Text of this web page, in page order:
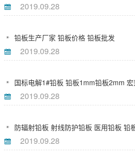
2019.09.28
铅板生产厂家 铅板价格 铅板批发
2019.09.28
国标电解1#铅板 铅板1mm铅板2mm
2019.09.28
防辐射铅板 射线防护铅板 医用铅板 铅
2019.09.28